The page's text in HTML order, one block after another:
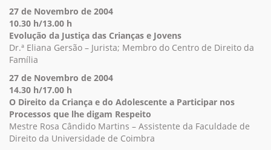
27 de Novembro de 2004
10.30 h/13.00 h
Evolução da Justiça das Crianças e Jovens
Dr.ª Eliana Gersão – Jurista; Membro do Centro de Direito da
Família
27 de Novembro de 2004
14.30 h/17.00 h
O Direito da Criança e do Adolescente a Participar nos
Processos que lhe digam Respeito
Mestre Rosa Cândido Martins – Assistente da Faculdade de
Direito da Universidade de Coimbra